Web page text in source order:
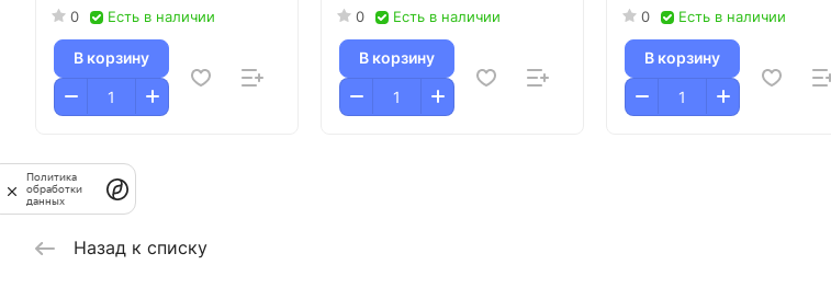
Water 56A5216 хром
0 Есть в наличии
В корзину
Water 56A5216 сталь
0 Есть в наличии
В корзину
Water 56B5216 хром
0 Есть в наличии
В корзину
Назад к списку
Политика
обработки
данных